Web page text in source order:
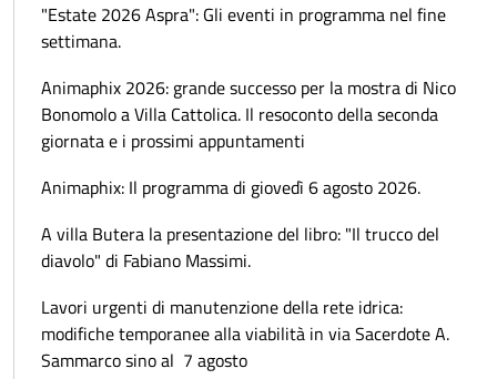
"Estate 2026 Aspra": Gli eventi in programma nel fine
settimana.
Animaphix 2026: grande successo per la mostra di Nico
Bonomolo a Villa Cattolica. Il resoconto della seconda
giornata e i prossimi appuntamenti
Animaphix: Il programma di giovedì 6 agosto 2026.
A villa Butera la presentazione del libro: "Il trucco del
diavolo" di Fabiano Massimi.
Lavori urgenti di manutenzione della rete idrica:
modifiche temporanee alla viabilità in via Sacerdote A.
Sammarco sino al 7 agosto